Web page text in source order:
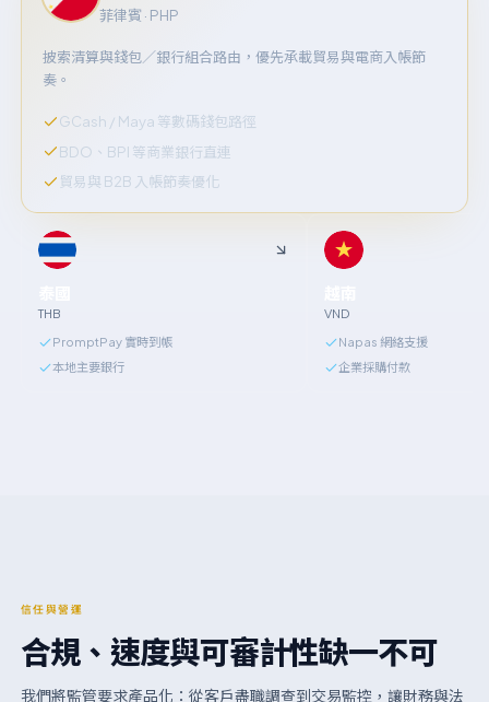
菲律賓 · PHP
披索清算與錢包／銀行組合路由，優先承載貿易與電商入帳節
奏。
GCash / Maya 等數碼錢包路徑
BDO、BPI 等商業銀行直連
貿易與 B2B 入帳節奏優化
THB
PromptPay 實時到帳
本地主要銀行
VND
Napas 網絡支援
企業採購付款
信任與營運
合規、速度與可審計性缺一不可
我們將監管要求產品化：從客戶盡職調查到交易監控，讓財務與法